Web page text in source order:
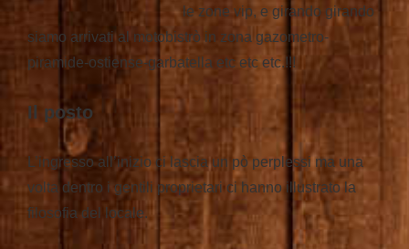
le zone vip, e girando girando
siamo arrivati al motobistrò in zona gazometro-
piramide-ostiense-garbatella etc etc etc.!!!
Il posto
L’ingresso all’inizio ci lascia un pò perplessi ma una
volta dentro i gentili proprietari ci hanno illustrato la
filosofia del locale.